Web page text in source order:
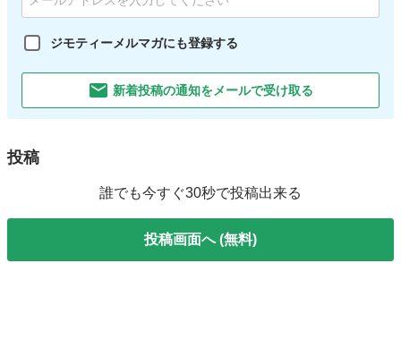
ジモティーメルマガにも登録する
新着投稿の通知をメールで受け取る
投稿
誰でも今すぐ30秒で投稿出来る
投稿画面へ (無料)